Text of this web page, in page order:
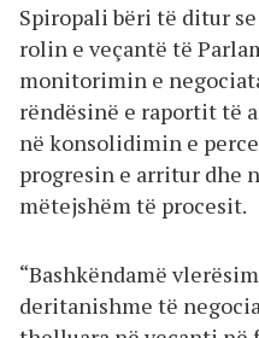
Spiropali bëri të ditur
rolin e veçantë të
monitorimin e
rëndësinë e raportit të
në konsolidimin e
progresin e arritur dhe
mëtejshëm të procesit.
“Bashkëndamë
deritanishme të